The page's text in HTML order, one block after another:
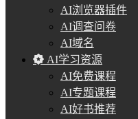
AI浏览器插件
AI调查问卷
AI域名
AI学习资源
AI免费课程
AI专题课程
AI好书推荐